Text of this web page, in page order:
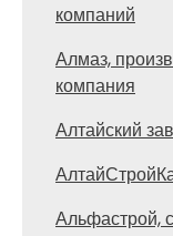
компаний
Алмаз,
компания
Алтайский
Альфастрой,